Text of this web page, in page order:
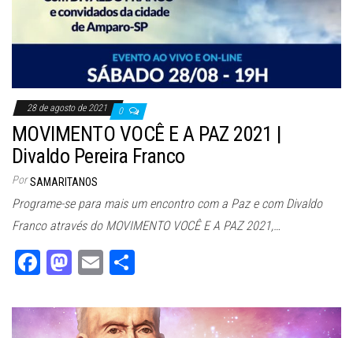
28 de agosto de 2021 0
MOVIMENTO VOCÊ E A PAZ 2021 |
Divaldo Pereira Franco
Por SAMARITANOS
Programe-se para mais um encontro com a Paz e com Divaldo
Franco através do MOVIMENTO VOCÊ E A PAZ 2021,…
Fa
bo
M
to
E
ail e